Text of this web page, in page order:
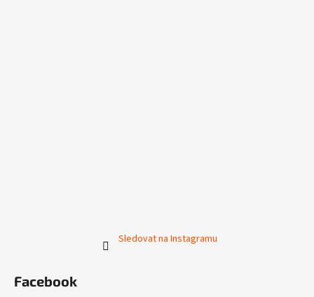
Sledovat na Instagramu
Facebook